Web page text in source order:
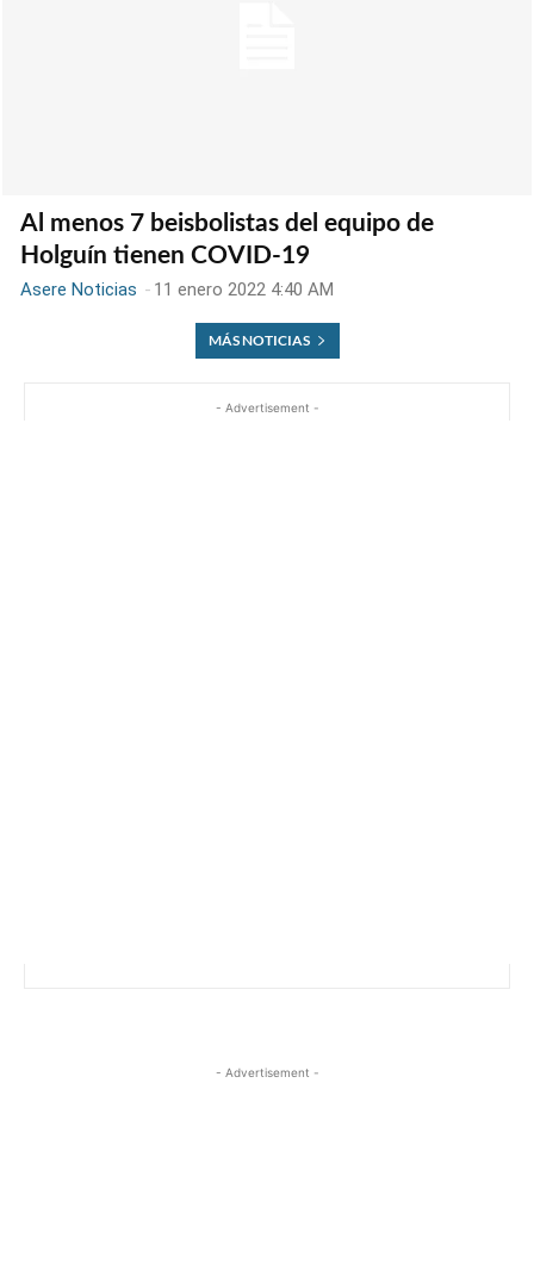
Al menos 7 beisbolistas del equipo de
Holguín tienen COVID-19
Asere Noticias - 11 enero 2022 4:40 AM
MÁS NOTICIAS
- Advertisement -
- Advertisement -